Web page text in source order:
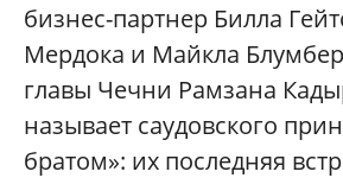
бизнес-партнер Билла
Мердока и Майкла
главы Чечни Рамзана
называет саудовского
братом»: их последняя